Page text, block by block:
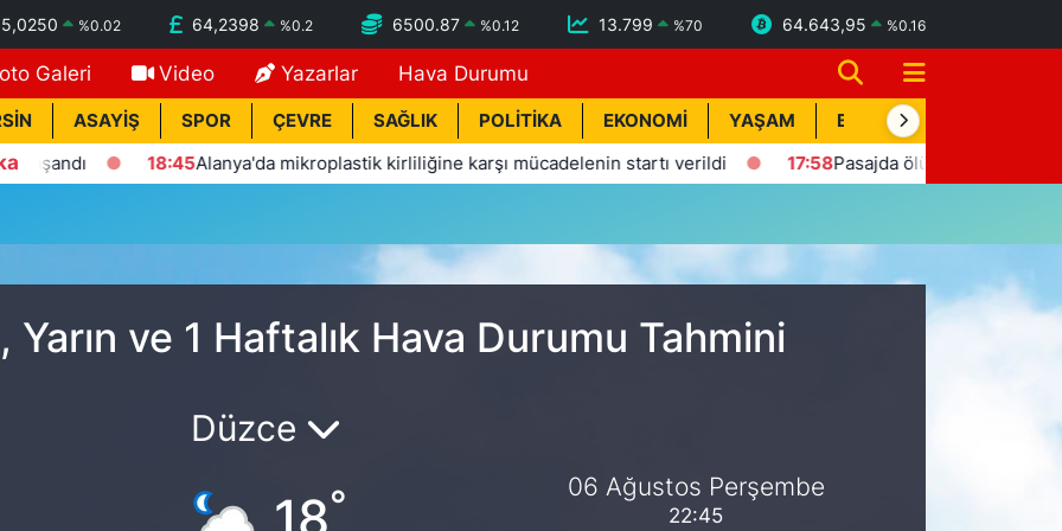
%0.02 64,2398 %0.2 6500.87 %0.12 13.799 %70 64.643,95 %0.16
Galeri Video Yazarlar Hava Durumu
ASAYİŞ SPOR ÇEVRE SAĞLIK POLİTİKA EKONOMİ YAŞAM BİK İLAN
18:45Alanya'da mikroplastik kirliliğine karşı mücadelenin startı verildi 17:58Pasajda ölü bulunan Eyüp Can
ve 1 Haftalık Hava Durumu Tahmini
Düzce
18° 06 Ağustos Perşembe
22:45